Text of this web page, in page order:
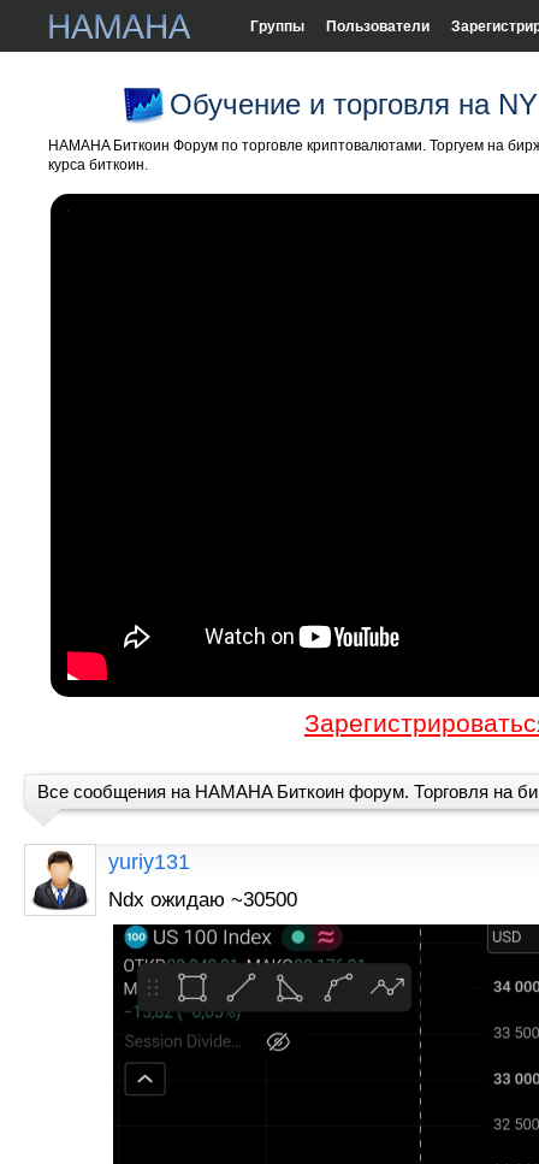
Группы Пользователи
Обучение и торговля на
HAMAHA Биткоин Форум по торговле криптовалютами. Торгуем на
курса биткоин.
Все сообщения на HAMAHA Биткоин форум. Торговля на
yuriy131
Ndx ожидаю ~30500